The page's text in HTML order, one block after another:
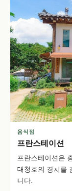
음식점
프란스테이션
프란스테이션은
대청호의 경치를
니다.